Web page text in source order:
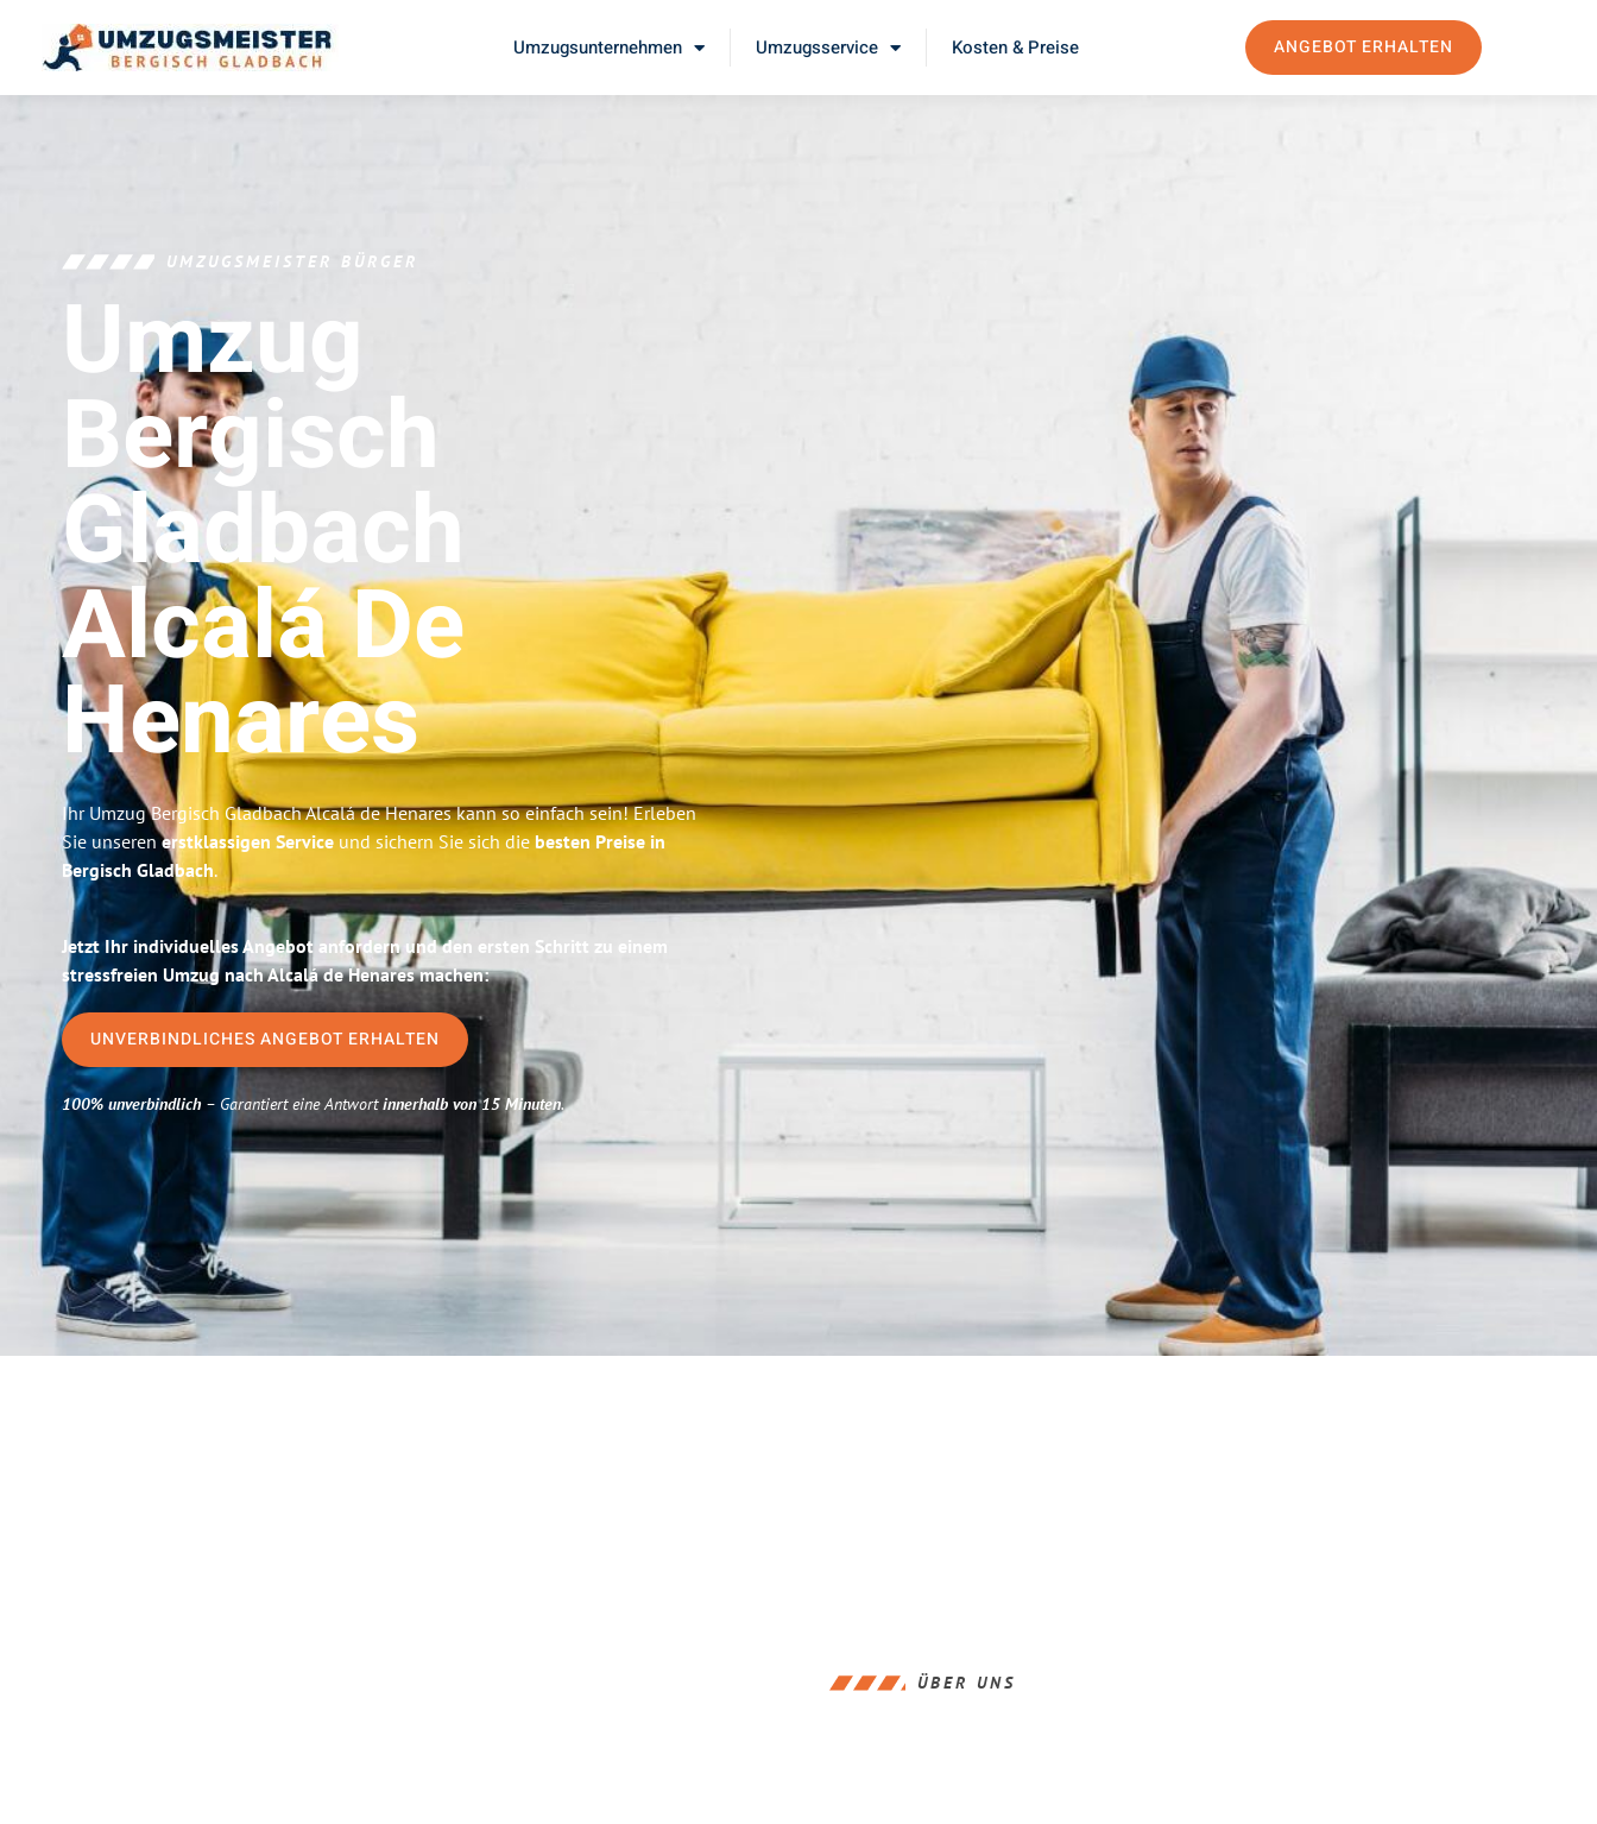
Umzugsunternehmen Umzugsservice Kosten & Preise ANGEBOT ERHALTEN
UMZUGSMEISTER BÜRGER
Umzug
Bergisch
Gladbach
Alcalá De
Henares
Ihr Umzug Bergisch Gladbach Alcalá de Henares kann so einfach sein! Erleben
Sie unserenerstklassigen Serviceund sichern Sie sich diebesten Preise in
Bergisch Gladbach.
Jetzt Ihr individuelles Angebot anfordern und den ersten Schritt zu einem
stressfreien Umzug nach Alcalá de Henares machen:
UNVERBINDLICHES ANGEBOT ERHALTEN
100% unverbindlich– Garantiert eine Antwortinnerhalb von 15 Minuten.
ÜBER UNS